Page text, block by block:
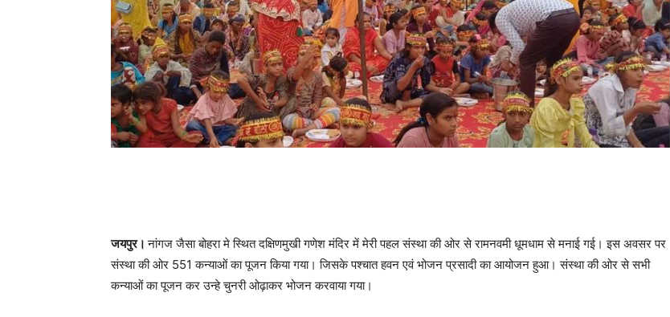
जयपुर।नांगज जैसा बोहरा मे स्थित दक्षिणमुखी गणेश मंदिर में मेरी पहल संस्था की ओर से रामनवमी धूमधाम से मनाई गई। इस अवसर पर
संस्था की ओर 551 कन्याओं का पूजन किया गया। जिसके पश्चात हवन एवं भोजन प्रसादी का आयोजन हुआ। संस्था की ओर से सभी
कन्याओं का पूजन कर उन्हे चुनरी ओढ़ाकर भोजन करवाया गया।